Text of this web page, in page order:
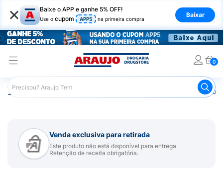
× Baixe o APP e ganhe 5% OFF!
Use o cupom APP5 na primeira compra
Baixar
0
Araujo Medicamentos Remédio
Venda exclusiva para retirada
Este produto não está disponível para entrega.
Retenção de receita obrigatória.